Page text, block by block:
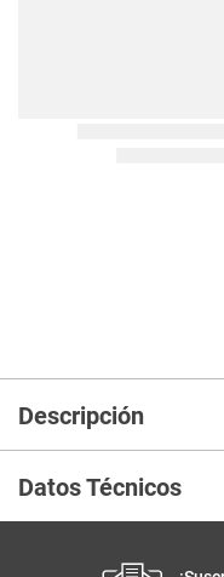
Descripción
Datos Técnicos